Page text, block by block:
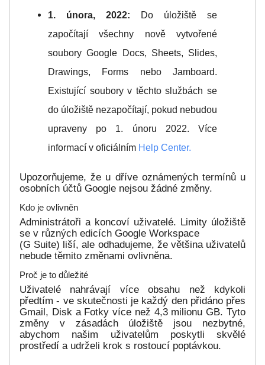
1. února, 2022: Do úložiště se
započítají všechny nově vytvořené
soubory Google Docs, Sheets, Slides,
Drawings, Forms nebo Jamboard.
Existující soubory v těchto službách se
do úložiště nezapočítají, pokud nebudou
upraveny po 1. únoru 2022. Více
informací v oficiálním Help Center.
Upozorňujeme, že u dříve oznámených termínů u
osobních účtů Google nejsou žádné změny.
Kdo je ovlivněn
Administrátoři a koncoví uživatelé. Limity úložiště
se v různých edicích Google Workspace
(G Suite) liší, ale odhadujeme, že většina uživatelů
nebude těmito změnami ovlivněna.
Proč je to důležité
Uživatelé nahrávají více obsahu než kdykoli
předtím - ve skutečnosti je každý den přidáno přes
Gmail, Disk a Fotky více než 4,3 milionu GB. Tyto
změny v zásadách úložiště jsou nezbytné,
abychom našim uživatelům poskytli skvělé
prostředí a udrželi krok s rostoucí poptávkou.